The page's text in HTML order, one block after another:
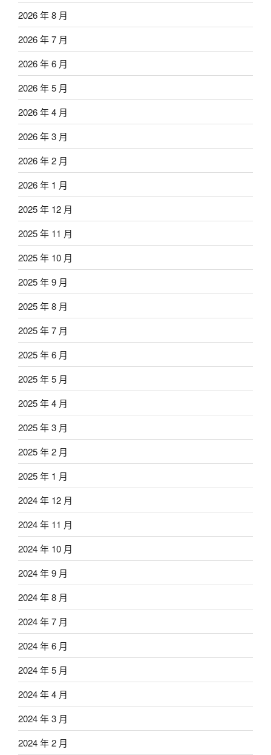
2026 年 8 月
2026 年 7 月
2026 年 6 月
2026 年 5 月
2026 年 4 月
2026 年 3 月
2026 年 2 月
2026 年 1 月
2025 年 12 月
2025 年 11 月
2025 年 10 月
2025 年 9 月
2025 年 8 月
2025 年 7 月
2025 年 6 月
2025 年 5 月
2025 年 4 月
2025 年 3 月
2025 年 2 月
2025 年 1 月
2024 年 12 月
2024 年 11 月
2024 年 10 月
2024 年 9 月
2024 年 8 月
2024 年 7 月
2024 年 6 月
2024 年 5 月
2024 年 4 月
2024 年 3 月
2024 年 2 月